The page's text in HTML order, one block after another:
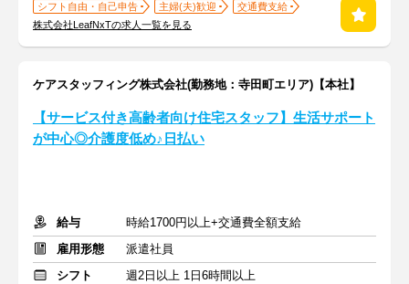
シフト自由・自己申告
主婦(夫)歓迎
交通費支給
株式会社LeafNxTの求人一覧を見る
ケアスタッフィング株式会社(勤務地：寺田町エリア)【本社】
【サービス付き高齢者向け住宅スタッフ】生活サポート
が中心◎介護度低め♪日払い
給与
時給1700円以上+交通費全額支給
雇用形態
派遣社員
シフト
週2日以上 1日6時間以上